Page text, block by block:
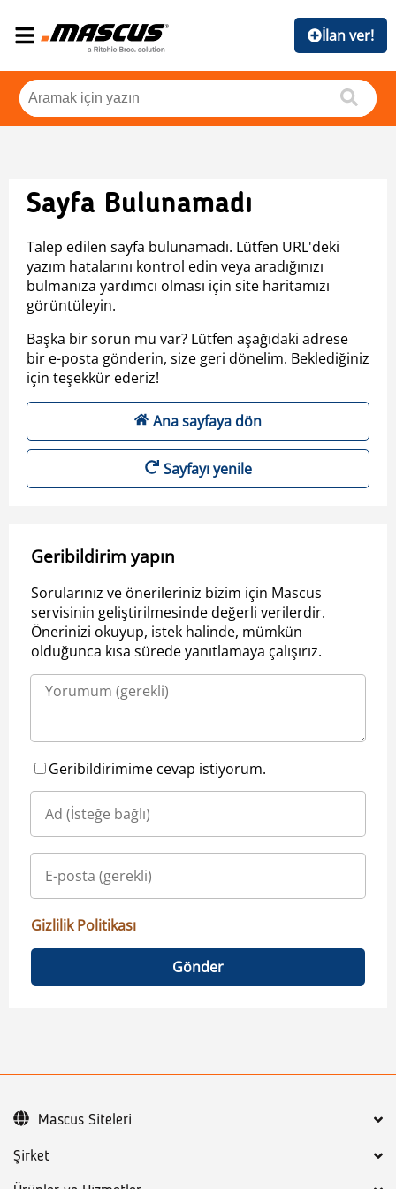
İlan ver!
Sayfa Bulunamadı
Talep edilen sayfa bulunamadı. Lütfen URL'deki
yazım hatalarını kontrol edin veya aradığınızı
bulmanıza yardımcı olması için site haritamızı
görüntüleyin.
Başka bir sorun mu var? Lütfen aşağıdaki adrese
bir e-posta gönderin, size geri dönelim. Beklediğiniz
için teşekkür ederiz!
Ana sayfaya dön
Sayfayı yenile
Geribildirim yapın
Sorularınız ve önerileriniz bizim için Mascus
servisinin geliştirilmesinde değerli verilerdir.
Önerinizi okuyup, istek halinde, mümkün
olduğunca kısa sürede yanıtlamaya çalışırız.
Geribildirimime cevap istiyorum.
Gizlilik Politikası
Gönder
Şirket
Mascus Siteleri